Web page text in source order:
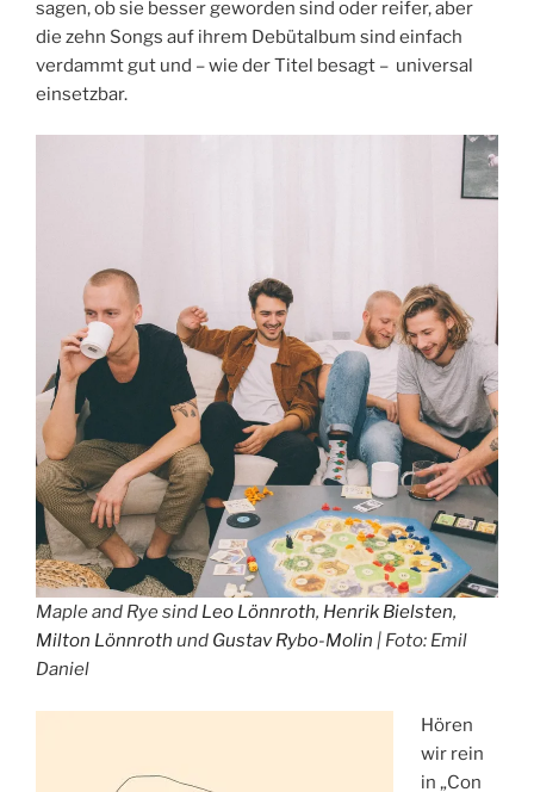
sagen, ob sie besser geworden sind oder reifer, aber
die zehn Songs auf ihrem Debütalbum sind einfach
verdammt gut und – wie der Titel besagt – universal
einsetzbar.
Maple and Rye sind Leo Lönnroth, Henrik Bielsten,
Milton Lönnroth und Gustav Rybo-Molin | Foto: Emil
Daniel
Hören
wir rein
in „Con